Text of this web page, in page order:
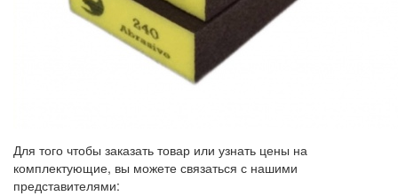
Для того чтобы заказать товар или узнать цены на
комплектующие, вы можете связаться с нашими
представителями: